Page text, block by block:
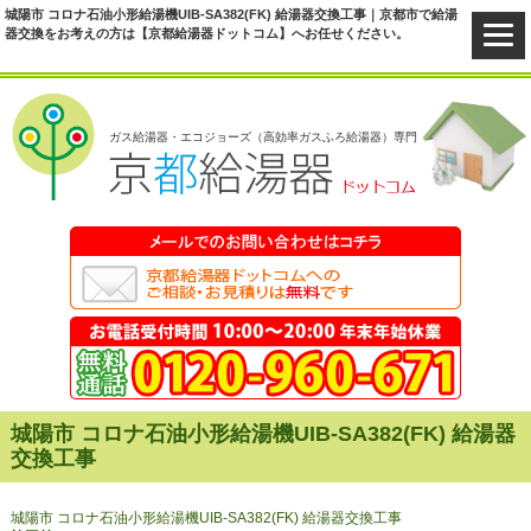
城陽市 コロナ石油小形給湯機UIB-SA382(FK) 給湯器交換工事｜京都市で給湯
器交換をお考えの方は【京都給湯器ドットコム】へお任せください。
ガス給湯器・エコジョーズ（高効率ガスふろ給湯器）専門
城陽市 コロナ石油小形給湯機UIB-SA382(FK) 給湯器
交換工事
城陽市 コロナ石油小形給湯機UIB-SA382(FK) 給湯器交換工事